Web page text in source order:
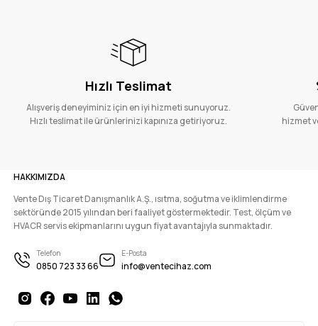
Hızlı Teslimat
Alışveriş deneyiminiz için en iyi hizmeti sunuyoruz.
Hızlı teslimat ile ürünlerinizi kapınıza getiriyoruz.
hizmet
HAKKIMIZDA
Vente Dış Ticaret Danışmanlık A.Ş., ısıtma, soğutma ve iklimlendirme
sektöründe 2015 yılından beri faaliyet göstermektedir. Test, ölçüm ve
HVACR servis ekipmanlarını uygun fiyat avantajıyla sunmaktadır.
Telefon
0850 723 33 66
E-Posta
info@ventecihaz.com